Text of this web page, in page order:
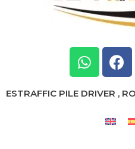
ESTRAFFIC PILE DRIVER ,